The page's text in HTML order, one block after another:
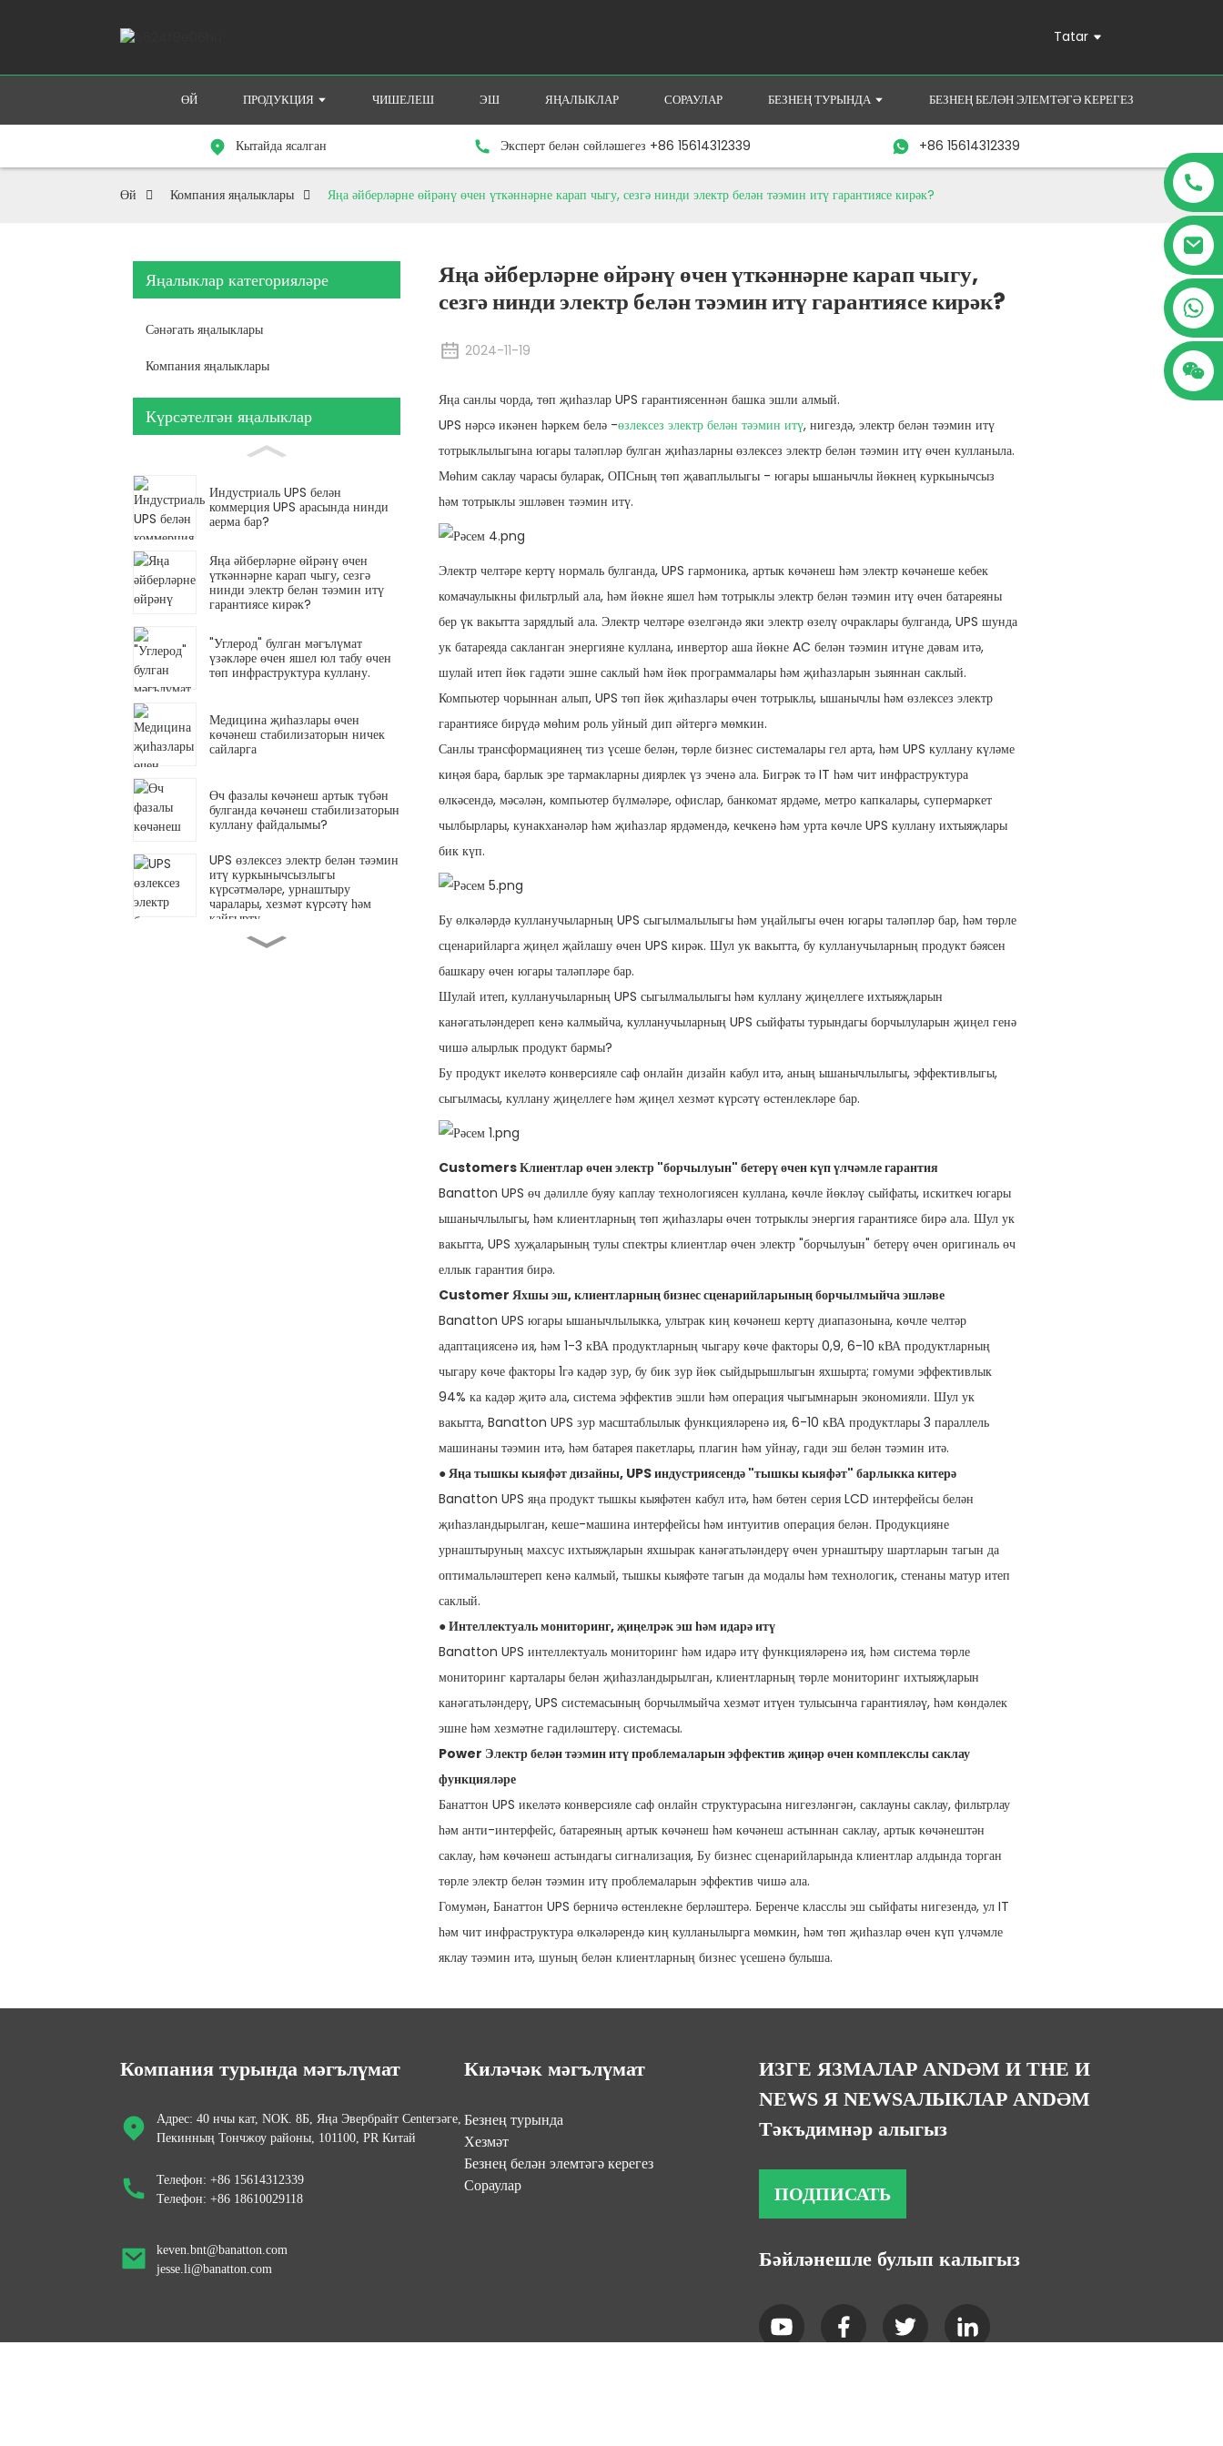
Tatar
ӨЙ ПРОДУКЦИЯ ЧИШЕЛЕШ ЭШ ЯҢАЛЫКЛАР СОРАУЛАР БЕЗНЕҢ ТУРЫНДА БЕЗНЕҢ БЕЛӘН ЭЛЕМТӘГӘ КЕРЕГЕЗ
Кытайда ясалган Эксперт белән сөйләшегез +86 15614312339 +86 15614312339
Өй Компания яңалыклары Яңа әйберләрне өйрәнү өчен үткәннәрне карап чыгу, сезгә нинди электр белән тәэмин итү гарантиясе кирәк?
Яңалыклар категорияләре
Сәнәгать яңалыклары
Компания яңалыклары
Күрсәтелгән яңалыклар
Индустриаль UPS белән
коммерция UPS арасында нинди
аерма бар?
Яңа әйберләрне өйрәнү өчен
үткәннәрне карап чыгу, сезгә
нинди электр белән тәэмин итү
гарантиясе кирәк?
"Углерод" булган мәгълүмат
үзәкләре өчен яшел юл табу өчен
төп инфраструктура куллану.
Медицина җиһазлары өчен
көчәнеш стабилизаторын ничек
сайларга
Өч фазалы көчәнеш артык түбән
булганда көчәнеш стабилизаторын
куллану файдалымы?
UPS өзлексез электр белән тәэмин
итү куркынычсызлыгы
күрсәтмәләре, урнаштыру
чаралары, хезмәт күрсәтү һәм
кайгырту.
Өйдәге AC автоматик көчәнеш
Яңа әйберләрне өйрәнү өчен үткәннәрне карап чыгу,
сезгә нинди электр белән тәэмин итү гарантиясе кирәк?
2024-11-19
Яңа санлы чорда, төп җиһазлар UPS гарантиясеннән башка эшли алмый.
UPS нәрсә икәнен һәркем белә -өзлексез электр белән тәэмин итү, нигездә, электр белән тәэмин итү
тотрыклылыгына югары таләпләр булган җиһазларны өзлексез электр белән тәэмин итү өчен кулланыла.
Мөһим саклау чарасы буларак, ОПСның төп җаваплылыгы - югары ышанычлы йөкнең куркынычсыз
һәм тотрыклы эшләвен тәэмин итү.
Электр челтәре кертү нормаль булганда, UPS гармоника, артык көчәнеш һәм электр көчәнеше кебек
комачаулыкны фильтрлый ала, һәм йөкне яшел һәм тотрыклы электр белән тәэмин итү өчен батареяны
бер үк вакытта зарядлый ала. Электр челтәре өзелгәндә яки электр өзелү очраклары булганда, UPS шунда
ук батареяда сакланган энергияне куллана, инвертор аша йөкне AC белән тәэмин итүне дәвам итә,
шулай итеп йөк гадәти эшне саклый һәм йөк программалары һәм җиһазларын зыяннан саклый.
Компьютер чорыннан алып, UPS төп йөк җиһазлары өчен тотрыклы, ышанычлы һәм өзлексез электр
гарантиясе бирүдә мөһим роль уйный дип әйтергә мөмкин.
Санлы трансформациянең тиз үсеше белән, төрле бизнес системалары гел арта, һәм UPS куллану күләме
киңәя бара, барлык эре тармакларны диярлек үз эченә ала. Бигрәк тә IT һәм чит инфраструктура
өлкәсендә, мәсәлән, компьютер бүлмәләре, офислар, банкомат ярдәме, метро капкалары, супермаркет
чылбырлары, кунакханәләр һәм җиһазлар ярдәмендә, кечкенә һәм урта көчле UPS куллану ихтыяҗлары
бик күп.
Бу өлкәләрдә кулланучыларның UPS сыгылмалылыгы һәм уңайлыгы өчен югары таләпләр бар, һәм төрле
сценарийларга җиңел җайлашу өчен UPS кирәк. Шул ук вакытта, бу кулланучыларның продукт бәясен
башкару өчен югары таләпләре бар.
Шулай итеп, кулланучыларның UPS сыгылмалылыгы һәм куллану җиңеллеге ихтыяҗларын
канәгатьләндереп кенә калмыйча, кулланучыларның UPS сыйфаты турындагы борчылуларын җиңел генә
чишә алырлык продукт бармы?
Бу продукт икеләтә конверсияле саф онлайн дизайн кабул итә, аның ышанычлылыгы, эффективлыгы,
сыгылмасы, куллану җиңеллеге һәм җиңел хезмәт күрсәтү өстенлекләре бар.
Customers Клиентлар өчен электр "борчылуын" бетерү өчен күп үлчәмле гарантия
Banatton UPS өч дәлилле буяу каплау технологиясен куллана, көчле йөкләү сыйфаты, искиткеч югары
ышанычлылыгы, һәм клиентларның төп җиһазлары өчен тотрыклы энергия гарантиясе бирә ала. Шул ук
вакытта, UPS хуҗаларының тулы спектры клиентлар өчен электр "борчылуын" бетерү өчен оригиналь өч
еллык гарантия бирә.
Customer Яхшы эш, клиентларның бизнес сценарийларының борчылмыйча эшләве
Banatton UPS югары ышанычлылыкка, ультрак киң көчәнеш кертү диапазонына, көчле челтәр
адаптациясенә ия, һәм 1-3 кВА продуктларның чыгару көче факторы 0,9, 6-10 кВА продуктларның
чыгару көче факторы 1гә кадәр зур, бу бик зур йөк сыйдырышлыгын яхшырта; гомуми эффективлык
94% ка кадәр җитә ала, система эффектив эшли һәм операция чыгымнарын экономияли. Шул ук
вакытта, Banatton UPS зур масштаблылык функцияләренә ия, 6-10 кВА продуктлары 3 параллель
машинаны тәэмин итә, һәм батарея пакетлары, плагин һәм уйнау, гади эш белән тәэмин итә.
● Яңа тышкы кыяфәт дизайны, UPS индустриясендә "тышкы кыяфәт" барлыкка китерә
Banatton UPS яңа продукт тышкы кыяфәтен кабул итә, һәм бөтен серия LCD интерфейсы белән
җиһазландырылган, кеше-машина интерфейсы һәм интуитив операция белән. Продукцияне
урнаштыруның махсус ихтыяҗларын яхшырак канәгатьләндерү өчен урнаштыру шартларын тагын да
оптимальләштереп кенә калмый, тышкы кыяфәте тагын да модалы һәм технологик, стенаны матур итеп
саклый.
● Интеллектуаль мониторинг, җиңелрәк эш һәм идарә итү
Banatton UPS интеллектуаль мониторинг һәм идарә итү функцияләренә ия, һәм система төрле
мониторинг карталары белән җиһазландырылган, клиентларның төрле мониторинг ихтыяҗларын
канәгатьләндерү, UPS системасының борчылмыйча хезмәт итүен тулысынча гарантияләү, һәм көндәлек
эшне һәм хезмәтне гадиләштерү. системасы.
Power Электр белән тәэмин итү проблемаларын эффектив җиңәр өчен комплекслы саклау
функцияләре
Банаттон UPS икеләтә конверсияле саф онлайн структурасына нигезләнгән, саклауны саклау, фильтрлау
һәм анти-интерфейс, батареяның артык көчәнеш һәм көчәнеш астыннан саклау, артык көчәнештән
саклау, һәм көчәнеш астындагы сигнализация, Бу бизнес сценарийларында клиентлар алдында торган
төрле электр белән тәэмин итү проблемаларын эффектив чишә ала.
Гомумән, Банаттон UPS берничә өстенлекне берләштерә. Беренче класслы эш сыйфаты нигезендә, ул IT
һәм чит инфраструктура өлкәләрендә киң кулланылырга мөмкин, һәм төп җиһазлар өчен күп үлчәмле
яклау тәэмин итә, шуның белән клиентларның бизнес үсешенә булыша.
Компания турында мәгълүмат
Адрес: 40 нчы кат, NOК. 8Б, Яңа Эвербрайт Centerзәге,
Пекинның Тончжоу районы, 101100, PR Китай
Телефон: +86 15614312339
Телефон: +86 18610029118
keven.bnt@banatton.com
jesse.li@banatton.com
Киләчәк мәгълүмат
Безнең турында
Хезмәт
Безнең белән элемтәгә керегез
Сораулар
ИЗГЕ ЯЗМАЛАР ANDӘМ И THE И
NEWS Я NEWSАЛЫКЛАР ANDӘМ
Тәкъдимнәр алыгыз
ПОДПИСАТЬ
Бәйләнешле булып калыгыз